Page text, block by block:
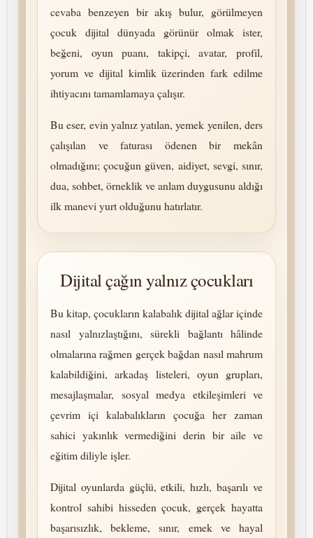
cevaba benzeyen bir akış bulur, görülmeyen
çocuk dijital dünyada görünür olmak ister,
beğeni, oyun puanı, takipçi, avatar, profil,
yorum ve dijital kimlik üzerinden fark edilme
ihtiyacını tamamlamaya çalışır.
Bu eser, evin yalnız yatılan, yemek yenilen, ders
çalışılan ve faturası ödenen bir mekân
olmadığını; çocuğun güven, aidiyet, sevgi, sınır,
dua, sohbet, örneklik ve anlam duygusunu aldığı
ilk manevi yurt olduğunu hatırlatır.
Dijital çağın yalnız çocukları
Bu kitap, çocukların kalabalık dijital ağlar içinde
nasıl yal­nız­laştığını, sürekli bağlantı hâlinde
olmalarına rağmen gerçek bağdan nasıl mahrum
kalabildiğini, arkadaş listeleri, oyun grupları,
mesajlaşmalar, sosyal medya etkileşimleri ve
çevrim içi kalabalıkların çocuğa her zaman
sahici yakınlık vermediğini derin bir aile ve
eğitim diliyle işler.
Dijital oyunlarda güçlü, etkili, hızlı, başarılı ve
kontrol sahibi hisseden çocuk, gerçek hayatta
başarısızlık, bekleme, sınır, emek ve hayal